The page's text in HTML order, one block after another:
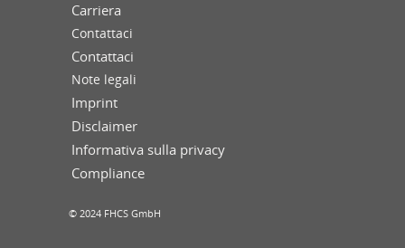
Carriera
Contattaci
Contattaci
Note legali
Imprint
Disclaimer
Informativa sulla privacy
Compliance
© 2024 FHCS GmbH